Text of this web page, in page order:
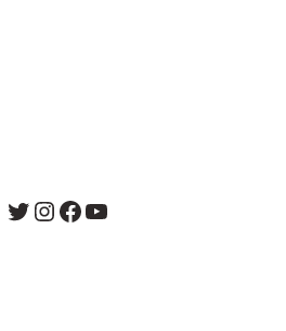
Twitter
Instagram
Facebook
YouTube